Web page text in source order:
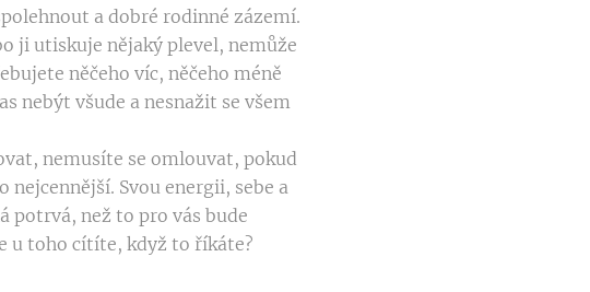
a dobré rodinné zázemí.
ji utiskuje nějaký plevel, nemůže
něčeho víc, něčeho méně
nebýt všude a nesnažit se všem
nemusíte se omlouvat, pokud
Svou energii, sebe a
potrvá, než to pro vás bude
u toho cítíte, když to říkáte?